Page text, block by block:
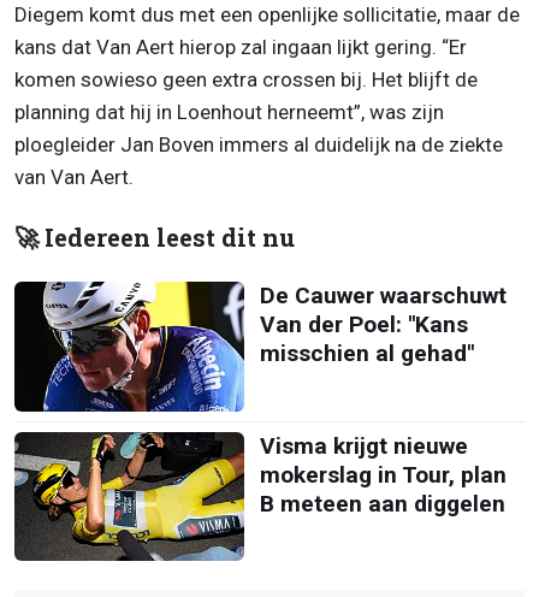
Diegem komt dus met een openlijke sollicitatie, maar de
kans dat Van Aert hierop zal ingaan lijkt gering. “Er
komen sowieso geen extra crossen bij. Het blijft de
planning dat hij in Loenhout herneemt”, was zijn
ploegleider Jan Boven immers al duidelijk na de ziekte
van Van Aert.
🚀 Iedereen leest dit nu
De Cauwer waarschuwt
Van der Poel: "Kans
misschien al gehad"
Visma krijgt nieuwe
mokerslag in Tour, plan
B meteen aan diggelen